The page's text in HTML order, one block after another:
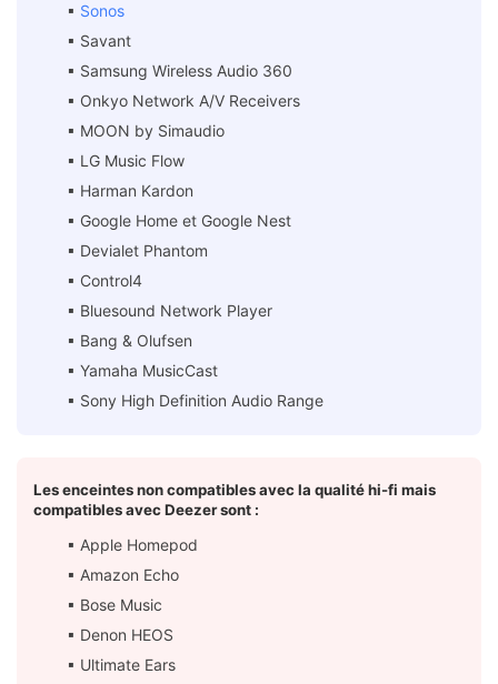
▪︎ Sonos
▪︎ Savant
▪︎ Samsung Wireless Audio 360
▪︎ Onkyo Network A/V Receivers
▪︎ MOON by Simaudio
▪︎ LG Music Flow
▪︎ Harman Kardon
▪︎ Google Home et Google Nest
▪︎ Devialet Phantom
▪︎ Control4
▪︎ Bluesound Network Player
▪︎ Bang & Olufsen
▪︎ Yamaha MusicCast
▪︎ Sony High Definition Audio Range
Les enceintes non compatibles avec la qualité hi-fi mais
compatibles avec Deezer sont :
▪︎ Apple Homepod
▪︎ Amazon Echo
▪︎ Bose Music
▪︎ Denon HEOS
▪︎ Ultimate Ears